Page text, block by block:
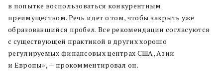
в попытке воспользоваться конкурентным
преимуществом. Речь идет о том, чтобы закрыть уже
образовавшийся пробел. Все рекомендации согласуются
с существующей практикой в ​​других хорошо
регулируемых финансовых центрах США, Азии
и Европы», — прокомментировал он.